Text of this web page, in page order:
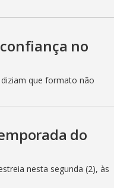
no
que formato não
do
nesta segunda (2), às